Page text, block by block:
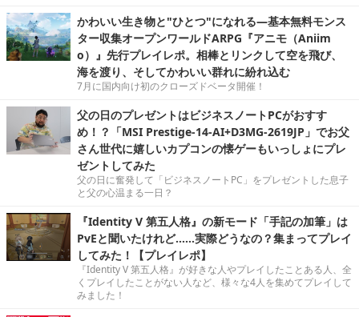
かわいい生き物と"ひとつ"になれる―基本無料モンス
ター収集オープンワールドARPG『アニモ（Aniim
o）』先行プレイレポ。相棒とリンクして空を飛び、
海を渡り、そしてかわいい群れに紛れ込む
7月に国内向け初のクローズドベータ開催！
父の日のプレゼントはビジネスノートPCがおすす
め！？「MSI Prestige-14-AI+D3MG-2619JP」でお父
さん世代に嬉しいカプコンの懐ゲーもいっしょにプレ
ゼントしてみた
父の日に奮発して「ビジネスノートPC」をプレゼントした息子
と父の心温まる一日？
『Identity V 第五人格』の新モード「手記の加筆」は
PvEと聞いたけれど……実際どうなの？集まってプレイ
してみた！【プレイレポ】
『Identity V 第五人格』が好きな人やプレイしたことある人、全
くプレイしたことがない人など、様々な4人を集めてプレイして
みました！